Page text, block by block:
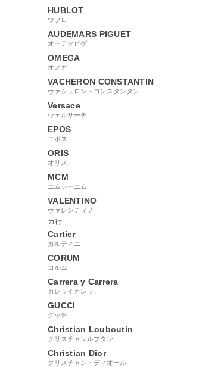
HUBLOT
ウブロ
AUDEMARS PIGUET
オーデマピゲ
OMEGA
オメガ
VACHERON CONSTANTIN
ヴァシュロン・コンスタンタン
Versace
ヴェルサーチ
EPOS
エポス
ORIS
オリス
MCM
エムシーエム
VALENTINO
ヴァレンティノ
カ行
Cartier
カルティエ
CORUM
コルム
Carrera y Carrera
カレライカレラ
GUCCI
グッチ
Christian Louboutin
クリスチャンルブタン
Christian Dior
クリスチャン・ディオール